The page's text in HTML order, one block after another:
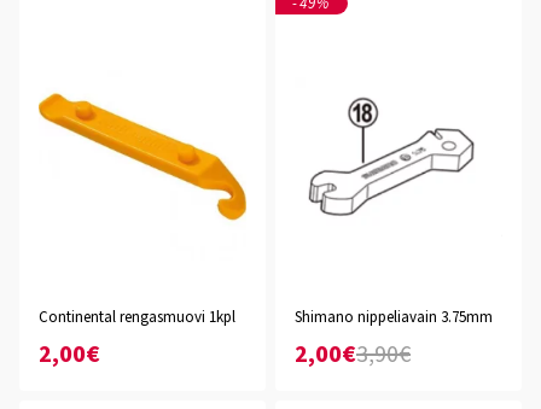
Continental rengasmuovi 1kpl
2,00€
Shimano nippeliavain 3.75mm
2,00€3,90€